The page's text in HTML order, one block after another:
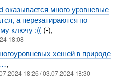
оказывается много уровневые
а перезатираются по
ключу :(( (-),
18:08
хешей в природе
,
18:26 / 03.07.2024 18:30